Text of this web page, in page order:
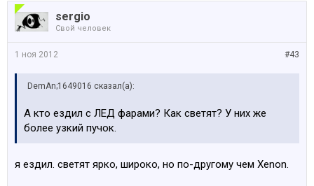
sergio
Свой человек
#43
1 ноя 2012
DemAn;1649016 сказал(а):
А кто ездил с ЛЕД фарами? Как светят? У них же
более узкий пучок.
я ездил. светят ярко, широко, но по-другому чем Xenon.